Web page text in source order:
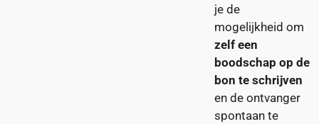
je de
mogelijkheid om
zelf een
boodschap op de
bon te schrijven
en de ontvanger
spontaan te